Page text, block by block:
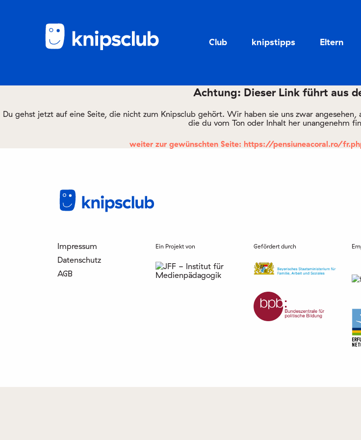
Club knipstipps Eltern
Achtung: Dieser Link führt aus
Du gehst jetzt auf eine Seite, die nicht zum Knipsclub gehört. Wir haben sie uns zwar
die du vom Ton oder Inhalt her unangenehm
weiter zur gewünschten Seite: https://pensiuneacoral.ro/
Impressum
Datenschutz
AGB
Ein Projekt von Gefördert durch